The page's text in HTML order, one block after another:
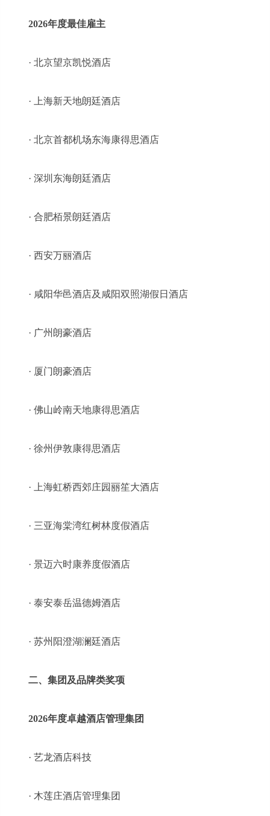
2026年度最佳雇主
· 北京望京凯悦酒店
· 上海新天地朗廷酒店
· 北京首都机场东海康得思酒店
· 深圳东海朗廷酒店
· 合肥栢景朗廷酒店
· 西安万丽酒店
· 咸阳华邑酒店及咸阳双照湖假日酒店
· 广州朗豪酒店
· 厦门朗豪酒店
· 佛山岭南天地康得思酒店
· 徐州伊敦康得思酒店
· 上海虹桥西郊庄园丽笙大酒店
· 三亚海棠湾红树林度假酒店
· 景迈六时康养度假酒店
· 泰安泰岳温德姆酒店
· 苏州阳澄湖澜廷酒店
二、集团及品牌类奖项
2026年度卓越酒店管理集团
· 艺龙酒店科技
· 木莲庄酒店管理集团